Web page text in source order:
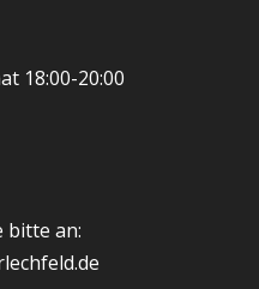
18:00-20:00
bitte an: